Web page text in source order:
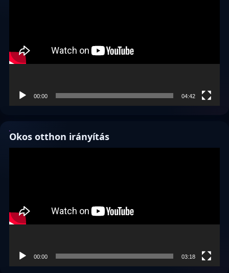
00:00 04:42
Okos otthon irányítás
00:00 03:18